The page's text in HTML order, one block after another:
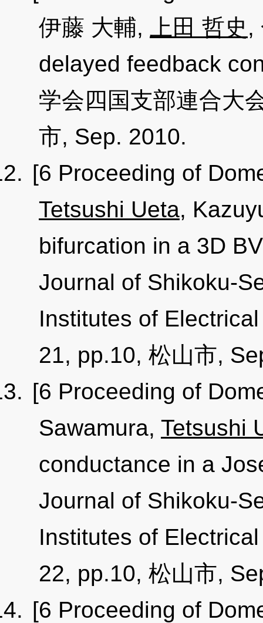
伊藤 大輔,
上田 哲史 ,
delayed feedback
学会四国支部連合大
市, Sep. 2010.
[6 Proceeding of
Tetsushi Ueta,
bifurcation in a 3D
Journal of Shikoku-
Institutes of
21, pp.10, 松山市,
[6 Proceeding of
Sawamura, Tetsushi
conductance in a
Journal of Shikoku-
Institutes of
22, pp.10, 松山市,
[6 Proceeding of